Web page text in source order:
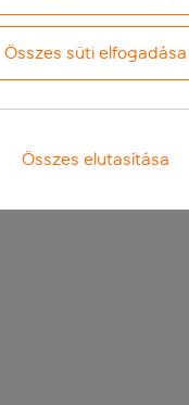
Összes süti elfogadása
Összes elutasítása